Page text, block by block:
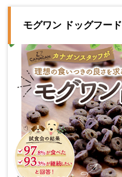
モグワン ドッグフード